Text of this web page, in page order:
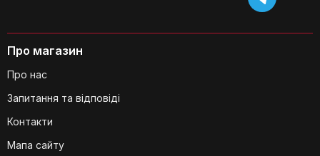
З чого виготовлені леза триммера?
Чи можна використовувати триммер
для гоління чоловікам?
Про магазин
Про нас
Запитання та відповіді
Контакти
Мапа сайту